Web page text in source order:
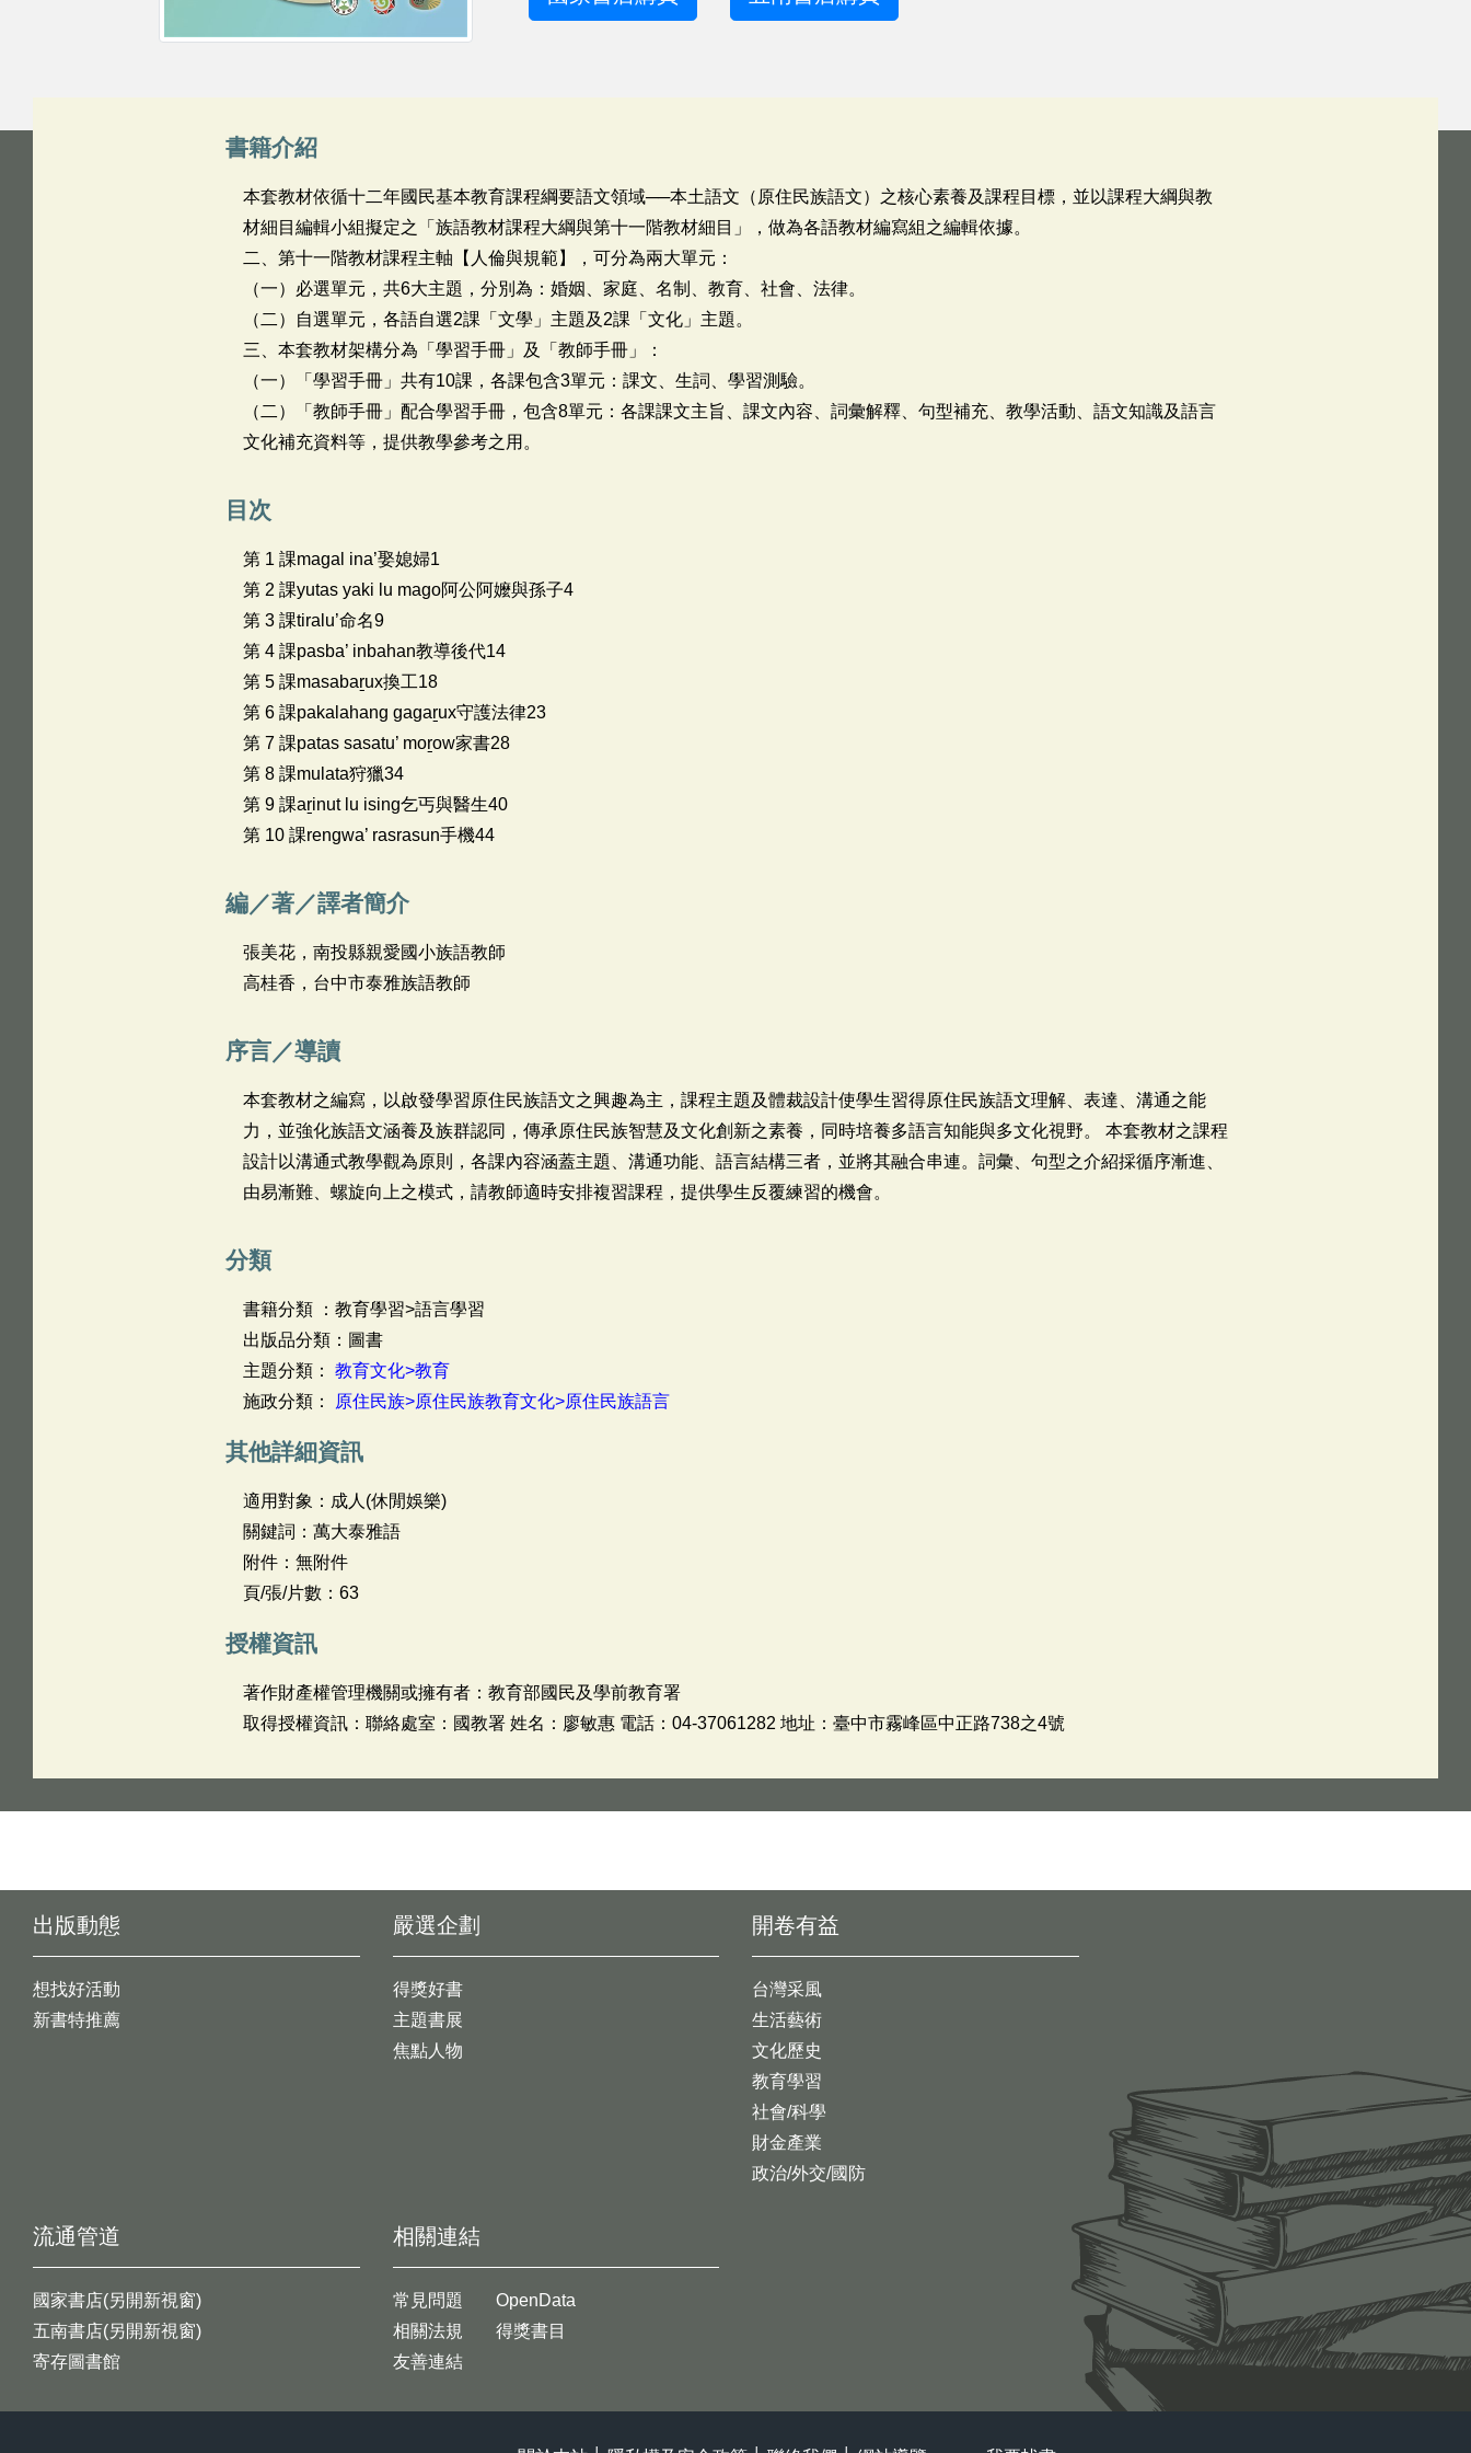
書籍介紹
本套教材依循十二年國民基本教育課程綱要語文領域──本土語文（原住民族語文）之核心素養及課程目標，並以課程大綱與教
材細目編輯小組擬定之「族語教材課程大綱與第十一階教材細目」，做為各語教材編寫組之編輯依據。
二、第十一階教材課程主軸【人倫與規範】，可分為兩大單元：
（一）必選單元，共6大主題，分別為：婚姻、家庭、名制、教育、社會、法律。
（二）自選單元，各語自選2課「文學」主題及2課「文化」主題。
三、本套教材架構分為「學習手冊」及「教師手冊」：
（一）「學習手冊」共有10課，各課包含3單元：課文、生詞、學習測驗。
（二）「教師手冊」配合學習手冊，包含8單元：各課課文主旨、課文內容、詞彙解釋、句型補充、教學活動、語文知識及語言
文化補充資料等，提供教學參考之用。
目次
第 1 課magal ina’娶媳婦1
第 2 課yutas yaki lu mago阿公阿嬤與孫子4
第 3 課tiralu’命名9
第 4 課pasba’ inbahan教導後代14
第 5 課masabaṟux換工18
第 6 課pakalahang gagaṟux守護法律23
第 7 課patas sasatu’ moṟow家書28
第 8 課mulata狩獵34
第 9 課aṟinut lu ising乞丐與醫生40
第 10 課rengwa’ rasrasun手機44
編／著／譯者簡介
張美花，南投縣親愛國小族語教師
高桂香，台中市泰雅族語教師
序言／導讀
本套教材之編寫，以啟發學習原住民族語文之興趣為主，課程主題及體裁設計使學生習得原住民族語文理解、表達、溝通之能
力，並強化族語文涵養及族群認同，傳承原住民族智慧及文化創新之素養，同時培養多語言知能與多文化視野。 本套教材之課程
設計以溝通式教學觀為原則，各課內容涵蓋主題、溝通功能、語言結構三者，並將其融合串連。詞彙、句型之介紹採循序漸進、
由易漸難、螺旋向上之模式，請教師適時安排複習課程，提供學生反覆練習的機會。
分類
書籍分類 ：教育學習>語言學習
出版品分類：圖書
主題分類： 教育文化>教育
施政分類：
原住民族>原住民族教育文化>原住民族語言
其他詳細資訊
適用對象：成人(休閒娛樂)
關鍵詞：萬大泰雅語
附件：無附件
頁/張/片數：63
授權資訊
著作財產權管理機關或擁有者：教育部國民及學前教育署
取得授權資訊：聯絡處室：國教署 姓名：廖敏惠 電話：04-37061282 地址：臺中市霧峰區中正路738之4號
出版動態
想找好活動
新書特推薦
開卷有益
台灣采風
生活藝術
文化歷史
教育學習
社會/科學
財金產業
政治/外交/國防
嚴選企劃
得獎好書
主題書展
焦點人物
流通管道
國家書店(另開新視窗)
五南書店(另開新視窗)
寄存圖書館
相關連結
常見問題
相關法規
友善連結
OpenData
得獎書目